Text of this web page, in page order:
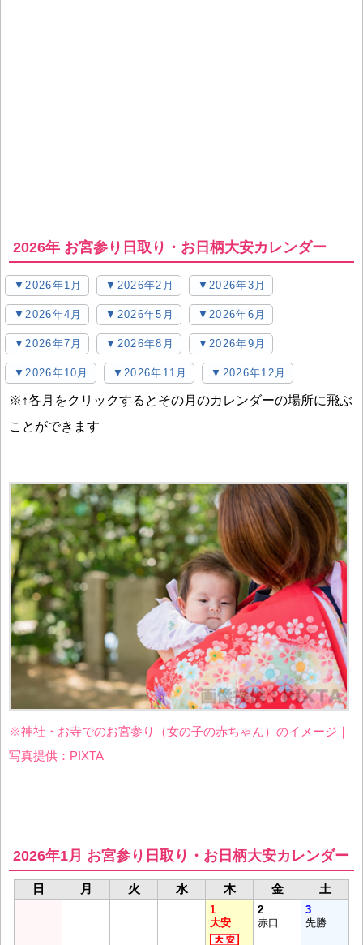
2026年 お宮参り日取り・お日柄大安カレンダー
▼2026年1月 ▼2026年2月 ▼2026年3月
▼2026年4月 ▼2026年5月 ▼2026年6月
▼2026年7月 ▼2026年8月 ▼2026年9月
▼2026年10月 ▼2026年11月 ▼2026年12月
※↑各月をクリックするとその月のカレンダーの場所に飛ぶ
ことができます
※神社・お寺でのお宮参り（女の子の赤ちゃん）のイメージ｜
写真提供：PIXTA
2026年1月 お宮参り日取り・お日柄大安カレンダー
日 月 火 水 木 金 土
1
大安
2
赤口
3
先勝